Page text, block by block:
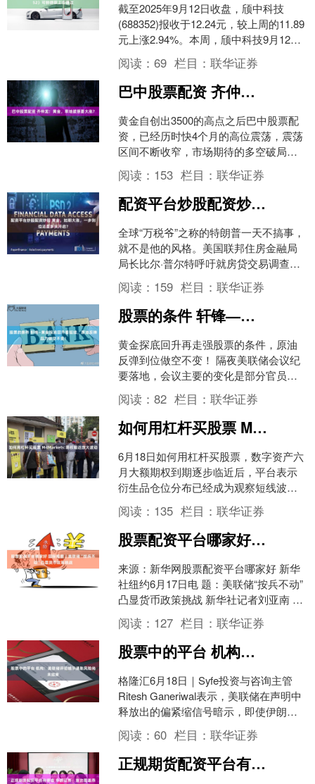
截至2025年9月12日收盘，颀中科技
(688352)报收于12.24元，较上周的11.89
元上涨2.94%。本周，颀中科技9月12日
盘中最高价报12.47元。....
阅读：69 栏目：联华证券
巴中股票配资 齐仲龙：黄金，旱地拔葱要大涨？
黄金自创出3500的高点之后巴中股票配
资，已经历时快4个月的高位震荡，震荡
区间不断收窄，市场期待的多空破局走
势，截止目前，也没有出现，俄乌战
争，边打边谈，美联储....
阅读： 153 栏目：联华证券
配资平台炒股配资炒股 黄金，如期大涨，一步到位还是多头开启？
全球“万税爷”之称的特朗普一天不搞事，
就不是他的风格。美国联邦住房金融局
局长比尔·普尔特呼吁就房贷交易调查美
联储理事库克，暗示其可能触犯刑法。
特朗普随后喊话库克....
阅读： 159 栏目：联华证券
股票的条件 轩锋—黄金探底回升看延续，原油反弹压力做空不变！
黄金探底回升再走强股票的条件，原油
反弹到位做空不变！ 隔夜美联储会议纪
要落地，会议主要的变化是部分官员从
之前维持利率不变开始转向9月份降息，
稍微强化了美联储9月....
阅读：82 栏目：联华证券
如何用杠杆买股票 M4Markets:期权临近放大波动
6月18日如何用杠杆买股票，数字资产六
月大额期权到期逐步临近后，平台表示
衍生品仓位分布已经成为观察短线波动
的核心线索，现货价格的每次拉升或回
落都更容易受到对冲行....
阅读： 135 栏目：联华证券
股票配资平台哪家好 国际观察丨美联储“按兵不动”凸显货币政策挑战
来源：新华网股票配资平台哪家好 新华
社纽约6月17日电 题：美联储“按兵不动”
凸显货币政策挑战 新华社记者刘亚南 美
国联邦储备委员会在17日结束的议息会
议上连续....
阅读： 127 栏目：联华证券
股票中的平台 机构：美联储评论暗示通胀风险尚未结束
格隆汇6月18日｜Syfe投资与咨询主管
Ritesh Ganeriwal表示，美联储在声明中
释放出的偏紧缩信号暗示，即使伊朗冲
突结束且能源供应恢复正常，通胀风
险....
阅读：60 栏目：联华证券
正规期货配资平台有哪些 华源证券：首次覆盖燕京啤酒给予增持评级